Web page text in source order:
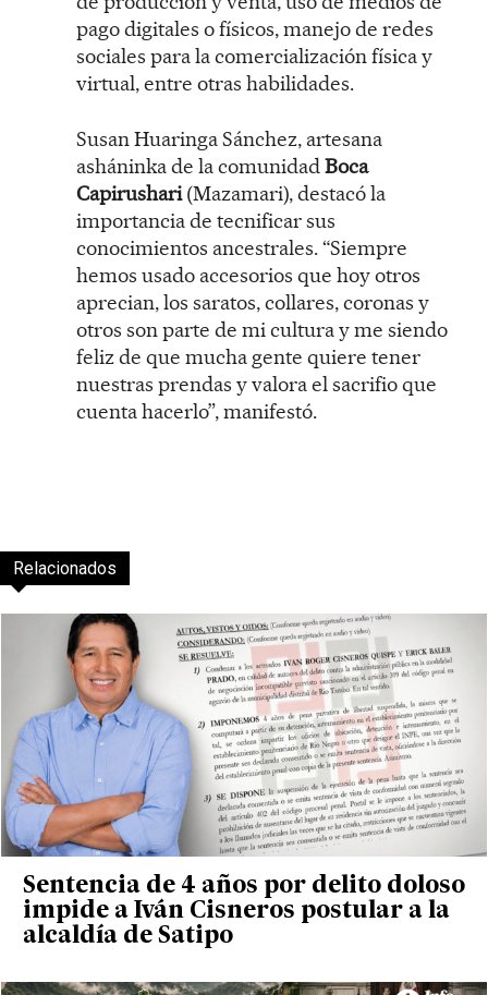
pago digitales o físicos, manejo de redes
sociales para la comercialización física y
virtual, entre otras habilidades.
Susan Huaringa Sánchez, artesana
asháninka de la comunidad Boca
Capirushari(Mazamari), destacó la
importancia de tecnificar sus
conocimientos ancestrales. “Siempre
hemos usado accesorios que hoy otros
aprecian, los saratos, collares, coronas y
otros son parte de mi cultura y me siendo
feliz de que mucha gente quiere tener
nuestras prendas y valora el sacrifio que
cuenta hacerlo”, manifestó.
Relacionados
Sentencia de 4 años por delito doloso
impide a Iván Cisneros postular a la
alcaldía de Satipo